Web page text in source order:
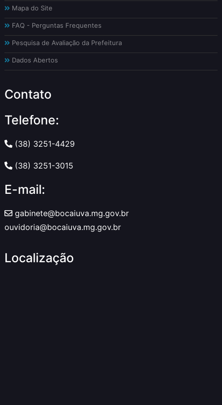
Mapa do Site
FAQ - Perguntas Frequentes
Pesquisa de Avaliação da Prefeitura
Dados Abertos
Contato
Telefone:
(38) 3251-4429
(38) 3251-3015
E-mail:
gabinete@bocaiuva.mg.gov.br
ouvidoria@bocaiuva.mg.gov.br
Localização